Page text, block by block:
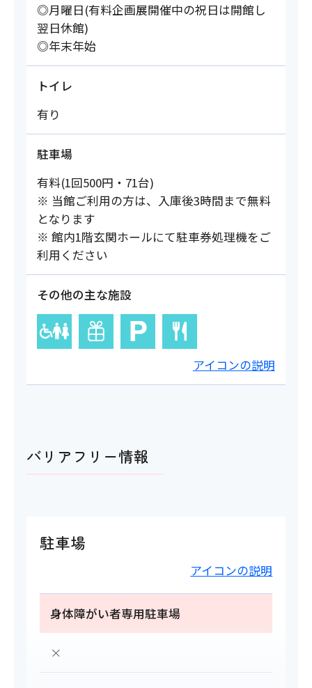
◎月曜日(有料企画展開催中の祝日は開館し
翌日休館)
◎年末年始
トイレ
有り
駐車場
有料(1回500円・71台)
※ 当館ご利用の方は、入庫後3時間まで無料
となります
※ 館内1階玄関ホールにて駐車券処理機をご
利用ください
その他の主な施設
アイコンの説明
バリアフリー情報
駐車場
アイコンの説明
身体障がい者専用駐車場
×